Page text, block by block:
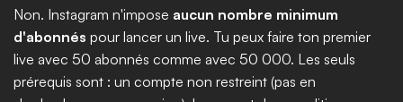
Non. Instagram n'impose aucun nombre minimum
d'abonnés pour lancer un live. Tu peux faire ton premier
live avec 50 abonnés comme avec 50 000. Les seuls
prérequis sont : un compte non restreint (pas en